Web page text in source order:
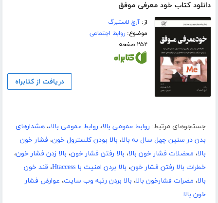
دانلود کتاب خود معرفی موفق
از:آرچ لاستبرگ
موضوع:روابط اجتماعی
۲۵۲ صفحه
دریافت از کتابراه
جستجوهای مرتبط: روابط عمومی بالا، روابط عمومی بالا،، هشدارهای
بدن در سنین چهل سال به بالا، بالا بودن کلسترول خون، فشار خون
بالا، معضلات فشار خون بالا، بالا رفتن فشار خون، بالا زدن فشار خون،
خطرات بالا رفتن فشار خون، بالا بردن امنیت با Htaccess ، قند خون
بالا، مضرات فشارخون بالا، بالا بردن رتبه وب سایت، عوارض فشار
خون بالا